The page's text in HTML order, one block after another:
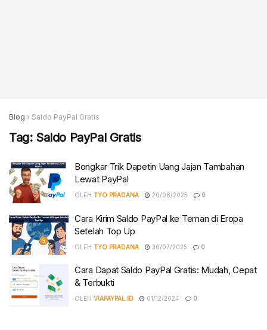
Blog › Saldo PayPal Gratis
Tag: Saldo PayPal Gratis
Bongkar Trik Dapetin Uang Jajan Tambahan
Lewat PayPal
OLEH TYO PRADANA 20/08/2025 0
Cara Kirim Saldo PayPal ke Teman di Eropa
Setelah Top Up
OLEH TYO PRADANA 30/07/2025 0
Cara Dapat Saldo PayPal Gratis: Mudah, Cepat
& Terbukti
OLEH VIAPAYPAL.ID 01/12/2024 0